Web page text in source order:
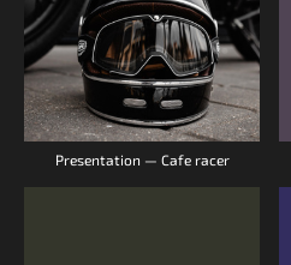
Presentation — Cafe racer